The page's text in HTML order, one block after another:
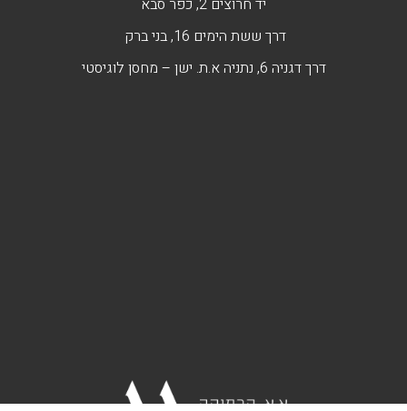
דרך ששת הימים 16, בני ברק
דרך דגניה 6, נתניה א.ת. ישן – מחסן לוגיסטי